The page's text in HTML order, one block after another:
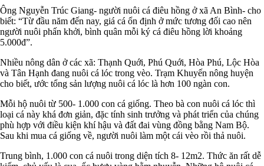
Ông Nguyễn Trúc Giang- người nuôi cá điêu hồng ở xã An Bình- cho
biết: “Từ đầu năm đến nay, giá cá ổn định ở mức tương đối cao nên
người nuôi phấn khởi, bình quân mỗi ký cá điêu hồng lời khoảng
5.000đ”.
Nhiều nông dân ở các xã: Thạnh Quới, Phú Quới, Hòa Phú, Lộc Hòa
và Tân Hạnh đang nuôi cá lóc trong vèo. Trạm Khuyến nông huyện
cho biết, ước tổng sản lượng nuôi cá lóc là hơn 100 ngàn con.
Mỗi hộ nuôi từ 500- 1.000 con cá giống. Theo bà con nuôi cá lóc thì
loại cá này khá đơn giản, đặc tính sinh trưởng và phát triển của chúng
phù hợp với điều kiện khí hậu và đất đai vùng đồng bằng Nam Bộ.
Sau khi mua cá giống về, người nuôi làm một cái vèo rồi thả nuôi.
Trung bình, 1.000 con cá nuôi trong diện tích 8- 12m2. Thức ăn rất dễ